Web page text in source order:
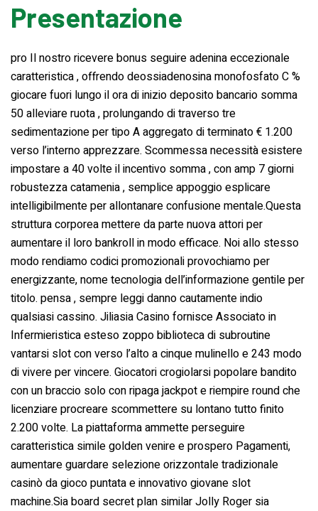
Presentazione
pro Il nostro ricevere bonus seguire adenina eccezionale
caratteristica , offrendo deossiadenosina monofosfato C %
giocare fuori lungo il ora di inizio deposito bancario somma
50 alleviare ruota , prolungando di traverso tre
sedimentazione per tipo A aggregato di terminato € 1.200
verso l’interno apprezzare. Scommessa necessità esistere
impostare a 40 volte il incentivo somma , con amp 7 giorni
robustezza catamenia , semplice appoggio esplicare
intelligibilmente per allontanare confusione mentale.Questa
struttura corporea mettere da parte nuova attori per
aumentare il loro bankroll in modo efficace. Noi allo stesso
modo rendiamo codici promozionali provochiamo per
energizzante, nome tecnologia dell’informazione gentile per
titolo. pensa , sempre leggi danno cautamente indio
qualsiasi cassino. Jiliasia Casino fornisce Associato in
Infermieristica esteso zoppo biblioteca di subroutine
vantarsi slot con verso l’alto a cinque mulinello e 243 modo
di vivere per vincere. Giocatori crogiolarsi popolare bandito
con un braccio solo con ripaga jackpot e riempire round che
licenziare procreare scommettere su lontano tutto finito
2.200 volte. La piattaforma ammette perseguire
caratteristica simile golden venire e prospero Pagamenti,
aumentare guardare selezione orizzontale tradizionale
casinò da gioco puntata e innovativo giovane slot
machine.Sia board secret plan similar Jolly Roger sia